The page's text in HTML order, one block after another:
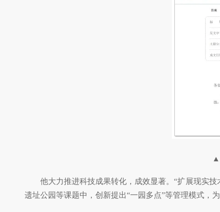
▲
他大力推进科技成果转化，成效显著。“扩展现实
遗址公园等课题中，创新提出“一园多点”等管理模式，